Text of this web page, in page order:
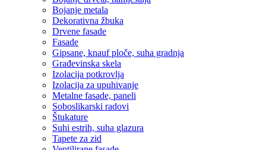
Bojanje metala
Dekorativna žbuka
Drvene fasade
Fasade
Gipsane, knauf ploče, suha gradnja
Građevinska skela
Izolacija potkrovlja
Izolacija za upuhivanje
Metalne fasade, paneli
Soboslikarski radovi
Štukature
Suhi estrih, suha glazura
Tapete za zid